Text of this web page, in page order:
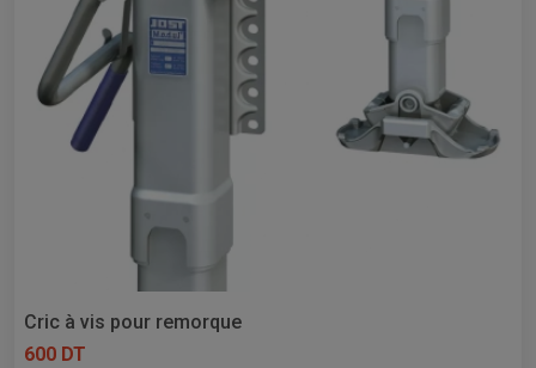
Cric à vis pour remorque
600 DT